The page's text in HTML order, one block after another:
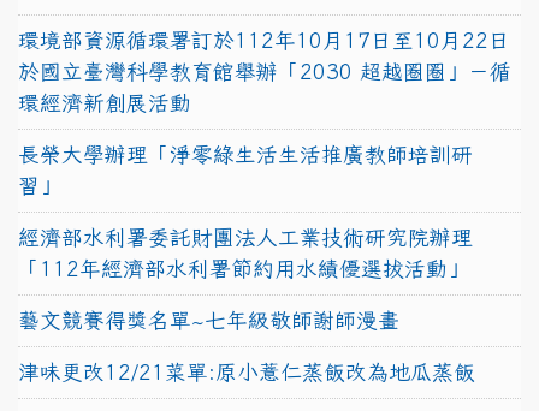
環境部資源循環署訂於112年10月17日至10月22日
於國立臺灣科學教育館舉辦「2030 超越圈圈」－循
環經濟新創展活動
長榮大學辦理「淨零綠生活生活推廣教師培訓研
習」
經濟部水利署委託財團法人工業技術研究院辦理
「112年經濟部水利署節約用水績優選拔活動」
藝文競賽得獎名單~七年級敬師謝師漫畫
津味更改12/21菜單:原小薏仁蒸飯改為地瓜蒸飯